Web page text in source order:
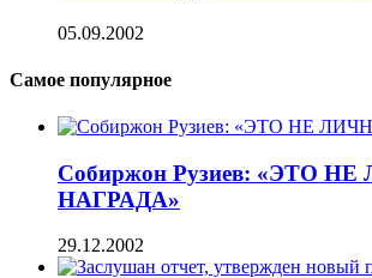
05.09.2002
Самое популярное
Собиржон Рузиев: «ЭТО
НАГРАДА»
29.12.2002